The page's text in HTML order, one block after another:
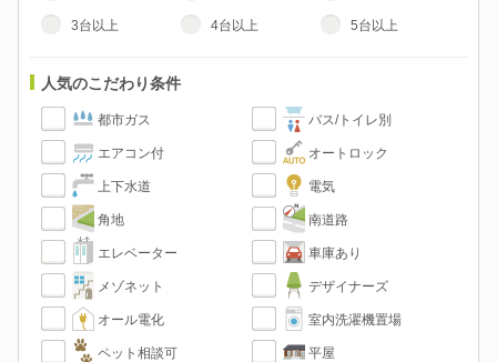
3台以上 4台以上 5台以上
人気のこだわり条件
都市ガス バス/トイレ別
エアコン付 オートロック
上下水道 電気
角地 南道路
エレベーター 車庫あり
メゾネット デザイナーズ
オール電化 室内洗濯機置場
ペット相談可 平屋